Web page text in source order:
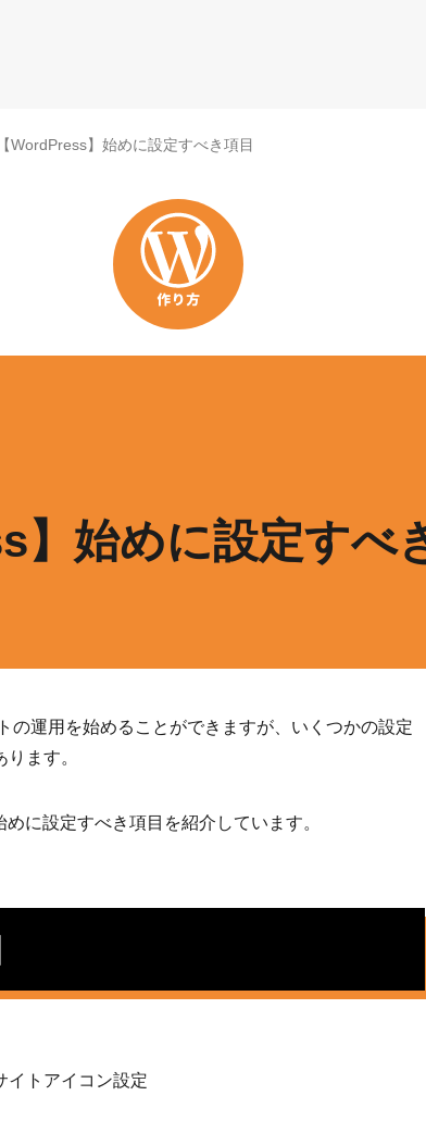
【WordPress】始めに設定すべき項目
】始めに設定すべ
の運用を始めることができますが、いくつかの設定
ます。
に設定すべき項目を紹介しています。
イトアイコン設定